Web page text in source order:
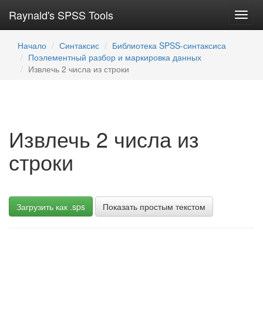
Raynald's SPSS Tools
Начало Синтаксис
Библиотека SPSS-синтаксиса
Поэлементный разбор и маркировка данных
Извлечь 2 числа из строки
Извлечь 2 числа из
строки
Загрузить как .sps Показать простым текстом